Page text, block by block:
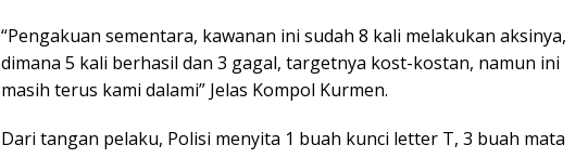
“Pengakuan sementara, kawanan ini sudah 8 kali melakukan aksinya,
dimana 5 kali berhasil dan 3 gagal, targetnya kost-kostan, namun ini
masih terus kami dalami” Jelas Kompol Kurmen.
Dari tangan pelaku, Polisi menyita 1 buah kunci letter T, 3 buah mata